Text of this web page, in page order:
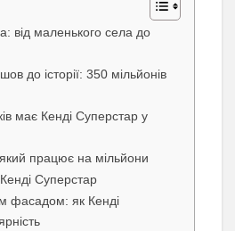
від маленького села до
до історії: 350 мільйонів
має Кенді Суперстар у
працює на мільйони
Суперстар
фасадом: як Кенді